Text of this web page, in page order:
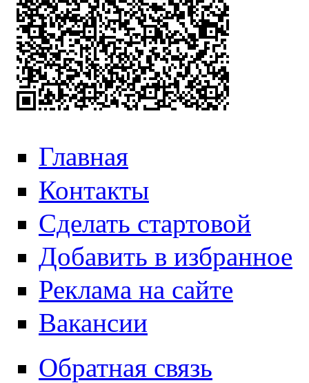
Главная
Контакты
Сделать стартовой
Добавить в избранное
Реклама на сайте
Вакансии
Обратная связь